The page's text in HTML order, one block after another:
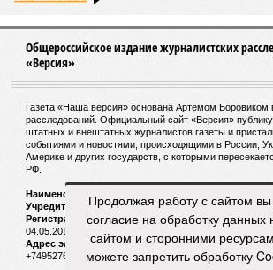
Общероссийское издание журналистских
«Версия»
Газета «Наша версия» основана Артёмом Боровиком
расследований. Официальный сайт «Версия»
штатных и внештатных журналистов газеты и
событиями и новостями, происходящими в России,
Америке и других государств, с которыми
РФ.
Наименование:
Учредитель:
ООО «Версия»,Главный редактор:
Регистрационный номер Роскомнадзора:ЭЛ № ФС
04.05.2018 г.
Адрес электронной почты и телефон редакции:
+74952760348
Продолжая работу с сайтом
согласие на обработку
сайтом и сторонними
можете запретить обработку